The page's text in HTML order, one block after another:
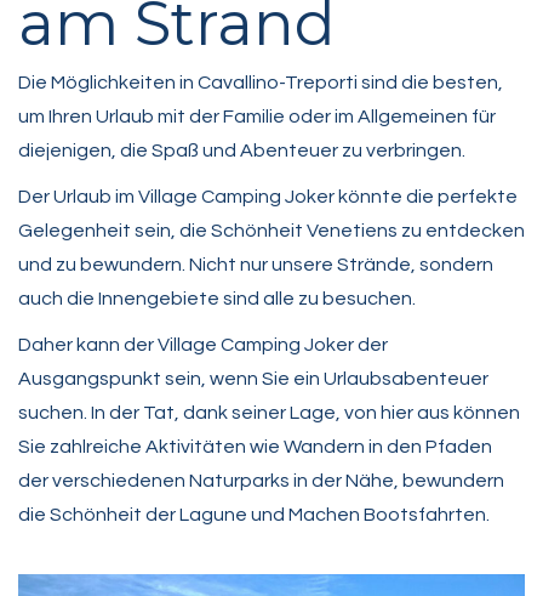
am Strand
Die Möglichkeiten in Cavallino-Treporti sind die besten,
um Ihren Urlaub mit der Familie oder im Allgemeinen für
diejenigen, die Spaß und Abenteuer zu verbringen.
Der Urlaub im Village Camping Joker könnte die perfekte
Gelegenheit sein, die Schönheit Venetiens zu entdecken
und zu bewundern. Nicht nur unsere Strände, sondern
auch die Innengebiete sind alle zu besuchen.
Daher kann der Village Camping Joker der
Ausgangspunkt sein, wenn Sie ein Urlaubsabenteuer
suchen. In der Tat, dank seiner Lage, von hier aus können
Sie zahlreiche Aktivitäten wie Wandern in den Pfaden
der verschiedenen Naturparks in der Nähe, bewundern
die Schönheit der Lagune und Machen Bootsfahrten.